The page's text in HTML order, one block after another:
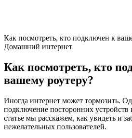
Как посмотреть, кто подключен к
Домашний интернет
Как посмотреть, кто
вашему роутеру?
Иногда интернет может тормозить.
подключение посторонних
статье мы расскажем, как увидеть и
нежелательных пользователей.